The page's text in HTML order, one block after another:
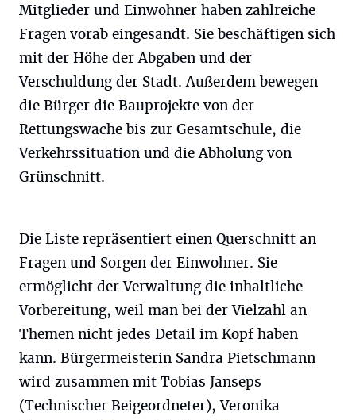
Mitglieder und Einwohner haben zahlreiche
Fragen vorab eingesandt. Sie beschäftigen sich
mit der Höhe der Abgaben und der
Verschuldung der Stadt. Außerdem bewegen
die Bürger die Bauprojekte von der
Rettungswache bis zur Gesamtschule, die
Verkehrssituation und die Abholung von
Grünschnitt.
Die Liste repräsentiert einen Querschnitt an
Fragen und Sorgen der Einwohner. Sie
ermöglicht der Verwaltung die inhaltliche
Vorbereitung, weil man bei der Vielzahl an
Themen nicht jedes Detail im Kopf haben
kann. Bürgermeisterin Sandra Pietschmann
wird zusammen mit Tobias Janseps
(Technischer Beigeordneter), Veronika